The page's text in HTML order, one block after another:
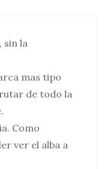
sin la
mas tipo
de todo la
Como
ver el alba a